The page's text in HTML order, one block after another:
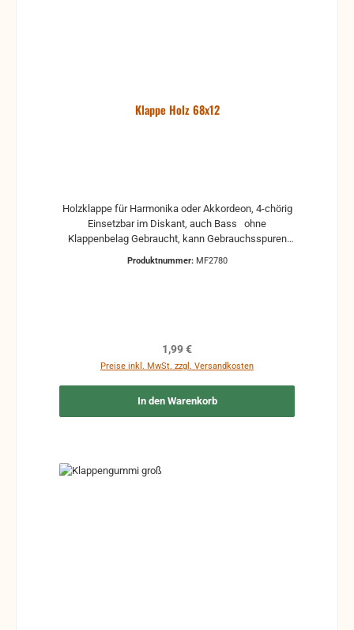
Klappe Holz 68x12
Holzklappe für Harmonika oder Akkordeon, 4-chörig
Einsetzbar im Diskant, auch Bass ohne
Klappenbelag Gebraucht, kann Gebrauchsspuren
Produktnummer: MF2780
Regulärer Preis:
1,99 €
Preise inkl. MwSt. zzgl. Versandkosten
In den Warenkorb